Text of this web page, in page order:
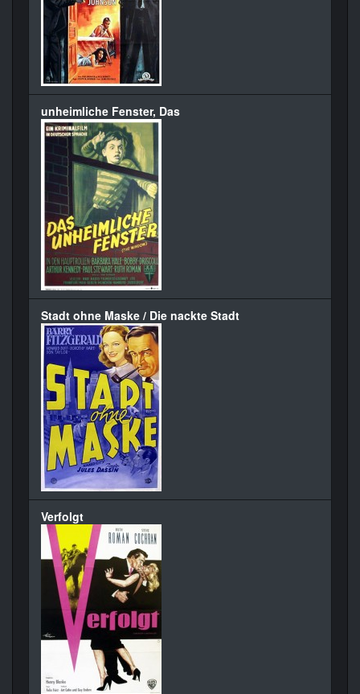
unheimliche Fenster, Das
Stadt ohne Maske / Die nackte Stadt
Verfolgt